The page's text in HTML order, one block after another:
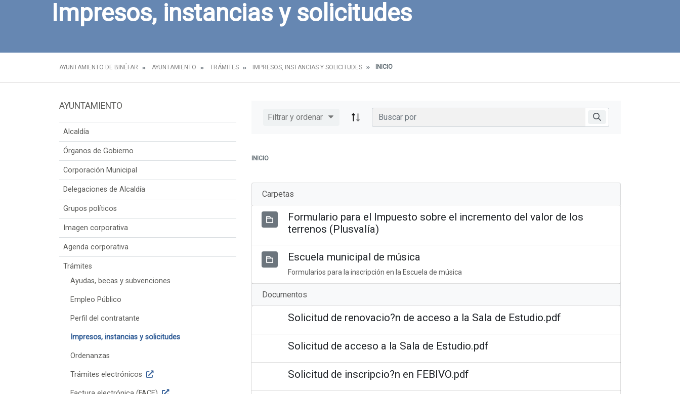
Impresos, instancias y solicitudes
AYUNTAMIENTO DE BINÉFAR AYUNTAMIENTO TRÁMITES IMPRESOS, INSTANCIAS Y SOLICITUDES INICIO
AYUNTAMIENTO
Alcaldía
Órganos de Gobierno
Corporación Municipal
Delegaciones de Alcaldía
Grupos políticos
Imagen corporativa
Agenda corporativa
Trámites
Ayudas, becas y subvenciones
Empleo Público
Perfil del contratante
Impresos, instancias y solicitudes
Ordenanzas
Trámites electrónicos
Filtrar y ordenar
INICIO
Carpetas
Formulario para el Impuesto sobre el incremento del valor de los
terrenos (Plusvalía)
Escuela municipal de música
Formularios para la inscripción en la Escuela de música
Documentos
Solicitud de renovacio?n de acceso a la Sala de Estudio.pdf
Solicitud de acceso a la Sala de Estudio.pdf
Solicitud de inscripcio?n en FEBIVO.pdf